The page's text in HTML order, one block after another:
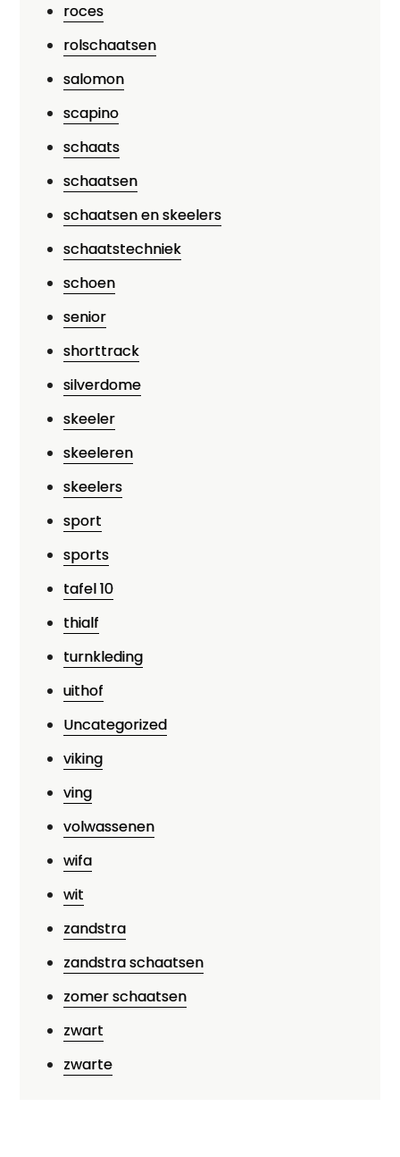
roces
rolschaatsen
salomon
scapino
schaats
schaatsen
schaatsen en skeelers
schaatstechniek
schoen
senior
shorttrack
silverdome
skeeler
skeeleren
skeelers
sport
sports
tafel 10
thialf
turnkleding
uithof
Uncategorized
viking
ving
volwassenen
wifa
wit
zandstra
zandstra schaatsen
zomer schaatsen
zwart
zwarte